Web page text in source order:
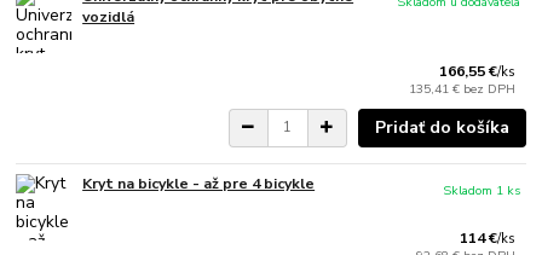
vozidlá
166,55 €/ks
135,41 € bez DPH
Pridať do košíka
Kryt na bicykle - až pre 4 bicykle
114 €/ks
Skladom 1 ks